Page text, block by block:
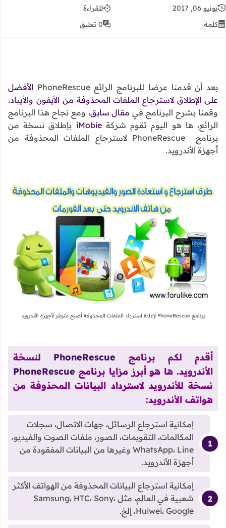
يونيو 06, 2017
للقراءة
كلمة
0 تعليق
بعد أن قدمنا عرضا للبرنامج الرائع PhoneRescue
الأفضل
على الإطلاق لاسترجاع الملفات المحذوفة من الأيفون والأيباد،
وقمنا بشرح البرنامج فيمقال سابق، ومع نجاح هذا البرنامج
الرائع، ها هو اليوم تقوم شركةiMobie بإطلاق نسخة من
برنامج PhoneRescue لاسترجاع الملفات المحذوفة من
أجهزة الأندرويد.
برنامج PhoneRescue لإعادة استرداد الملفات المحذوفة أصبح متوفر لأجهزة الأندرويد
أقدم لكم برنامج PhoneRescue لنسخة
الأندرويد. ها هو أبرز مزايا برنامج PhoneRescue
نسخة للأندرويد لاسترداد البيانات المحذوفة من
هواتف الأندرويد:
إمكانية استرجاع الرسائل، جهات الاتصال، سجلات
المكالمات، التقويمات، الصور، ملفات الصوت والفيديو،
WhatsApp، Line وغيرها من البيانات المفقودة من
أجهزة الأندرويد.
إمكانية استرجاع البيانات المحذوفة من الهواتف الأكثر
شعبية في العالم، مثل Samsung، HTC، Sony،
Huiwei، Google، إلخ.